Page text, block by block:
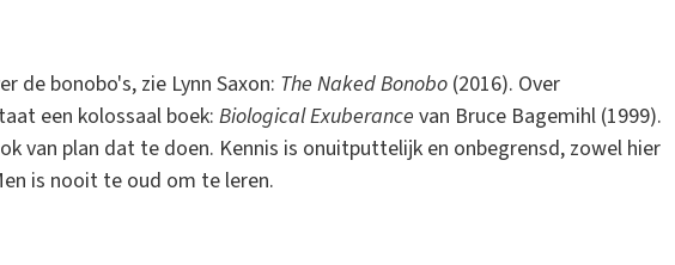
de bonobo's, zie Lynn Saxon: The Naked Bonobo (2016). Over
een kolossaal boek:Biological Exuberance van Bruce Bagemihl (1999).
van plan dat te doen. Kennis is onuitputtelijk en onbegrensd, zowel hier
is nooit te oud om te leren.